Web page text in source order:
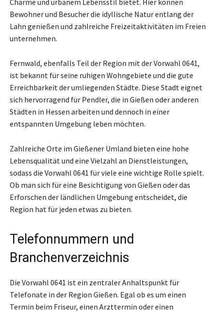
Bewohner und Besucher die idyllische Natur entlang der
Lahn genießen und zahlreiche Freizeitaktivitäten im Freien
unternehmen.
Fernwald, ebenfalls Teil der Region mit der Vorwahl 0641,
ist bekannt für seine ruhigen Wohngebiete und die gute
Erreichbarkeit der umliegenden Städte. Diese Stadt eignet
sich hervorragend für Pendler, die in Gießen oder anderen
Städten in Hessen arbeiten und dennoch in einer
entspannten Umgebung leben möchten.
Zahlreiche Orte im Gießener Umland bieten eine hohe
Lebensqualität und eine Vielzahl an Dienstleistungen,
sodass die Vorwahl 0641 für viele eine wichtige Rolle spielt.
Ob man sich für eine Besichtigung von Gießen oder das
Erforschen der ländlichen Umgebung entscheidet, die
Region hat für jeden etwas zu bieten.
Telefonnummern und
Branchenverzeichnis
Die Vorwahl 0641 ist ein zentraler Anhaltspunkt für
Telefonate in der Region Gießen. Egal ob es um einen
Termin beim Friseur, einen Arzttermin oder einen